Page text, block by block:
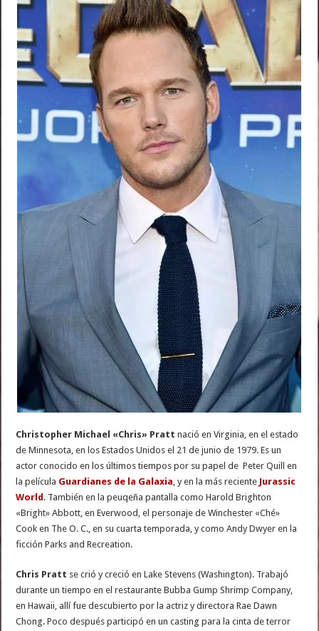
Christopher Michael «Chris» Pratt nació en Virginia, en el estado
de Minnesota, en los Estados Unidos el 21 de junio de 1979. Es un
actor conocido en los últimos tiempos por su papel de Peter Quill en
la película Guardianes de la Galaxia, y en la más reciente Jurassic
World . También en la peuqeña pantalla como Harold Brighton
«Bright» Abbott, en Everwood, el personaje de Winchester «Ché»
Cook en The O. C., en su cuarta temporada, y como Andy Dwyer en la
ficción Parks and Recreation.
Chris Pratt se crió y creció en Lake Stevens (Washington). Trabajó
durante un tiempo en el restaurante Bubba Gump Shrimp Company,
en Hawaii, allí fue descubierto por la actriz y directora Rae Dawn
Chong. Poco después participó en un casting para la cinta de terror